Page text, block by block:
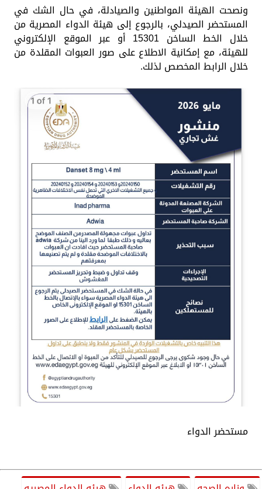
ونصحت الهيئة المواطنين والصيادلة، في حال الشك في
المستحضر الصيدلي، بالرجوع إلى هيئة الدواء المصرية من
خلال الخط الساخن 15301 أو عبر الموقع الإلكتروني
للهيئة، مع إمكانية الاطلاع على صور العبوات المقلدة من
خلال الرابط المخصص لذلك.
مستحضر الدواء